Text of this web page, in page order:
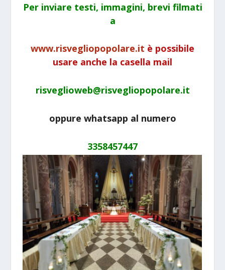
Per inviare testi, immagini, brevi filmati
a
www.risvegliopopolare.it è possibile
usare anche la casella mail
risveglioweb@risvegliopopolare.it
oppure whatsapp al numero
3358457447